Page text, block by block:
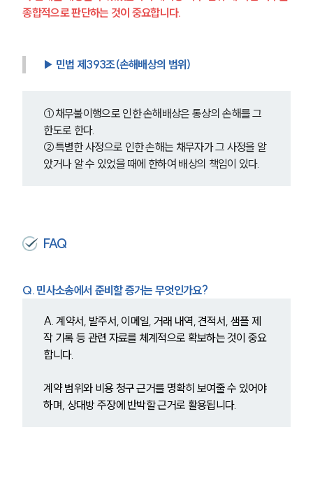
그룹소개
AI대륜
업무사례
법률정보
법률지식인
고객후기
종합적으로 판단하는 것이 중요합니다.
▶ 민법 제393조(손해배상의 범위)
①채무불이행으로 인한 손해배상은 통상의 손해를 그
한도로 한다.
②특별한 사정으로 인한 손해는 채무자가 그 사정을 알
았거나 알 수 있었을 때에 한하여 배상의 책임이 있다.
FAQ
Q. 민사소송에서 준비할 증거는 무엇인가요?
A. 계약서, 발주서, 이메일, 거래 내역, 견적서, 샘플 제
작 기록 등 관련 자료를 체계적으로 확보하는 것이 중요
합니다.
계약 범위와 비용 청구 근거를 명확히 보여줄 수 있어야
하며, 상대방 주장에 반박할 근거로 활용됩니다.